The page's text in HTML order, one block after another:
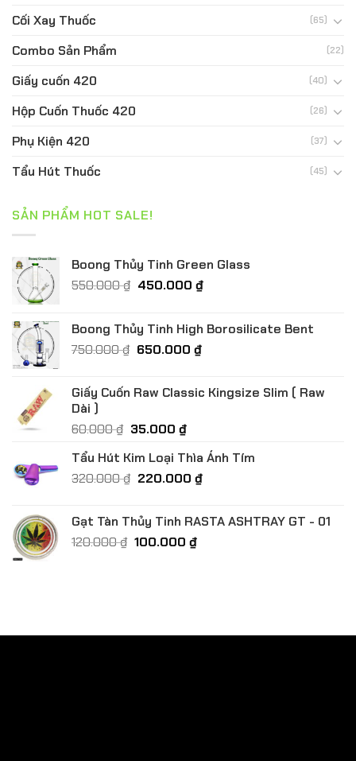
Cối Xay Thuốc (65)
Combo Sản Phẩm (22)
Giấy cuốn 420 (40)
Hộp Cuốn Thuốc 420 (26)
Phụ Kiện 420 (37)
Tẩu Hút Thuốc (45)
SẢN PHẨM HOT SALE!
Boong Thủy Tinh Green Glass
550.000₫ Giá
550.000 ₫.
450.000 ₫Giá
là:
Boong Thủy Tinh High Borosilicate Bent
750.000₫ Giá
750.000 ₫.
650.000 ₫Giá
là:
Giấy Cuốn Raw Classic Kingsize Slim ( Raw
Dài )
60.000₫ Giá
là:
60.000 ₫.
35.000 ₫Giá
tại
là:
Tẩu Hút Kim Loại Thìa Ánh Tím
320.000₫ Giá
320.000 ₫.
220.000 ₫Giá
là:
Gạt Tàn Thủy Tinh RASTA ASHTRAY GT - 01
120.000₫ Giá
100.000 ₫Giá